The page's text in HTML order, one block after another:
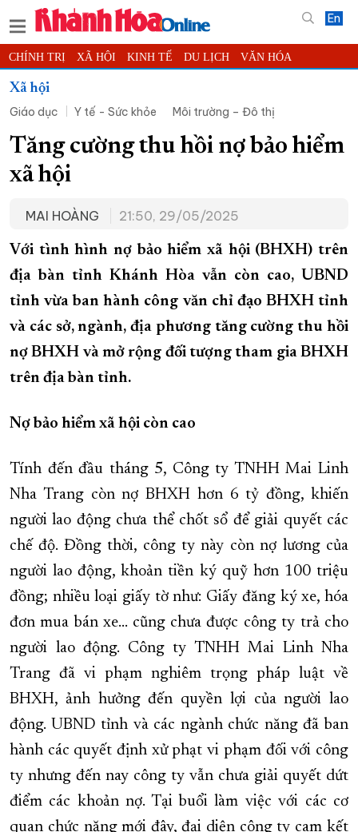
En
CHÍNH TRỊ XÃ HỘI KINH TẾ DU LỊCH VĂN HÓA
THỂ THAO
KHOA HỌC - CÔNG NGHỆ PHÁP LUẬT BẠN ĐỌC
THẾ GIỚI MULTIMEDIA VIDEO ĐỌC BÁO ONLINE
PODCAST THÔNG TIN - QUẢNG CÁO
TRƯỜNG SA BIỂN ĐẢO QUÊ HƯƠNG
CHUNG TAY CẢI CÁCH HÀNH CHÍNH
XÂY DỰNG NÔNG THÔN MỚI LỊCH CẮT ĐIỆN
TÀU - XE - MÁY BAY
KỶ NIỆM 370 NĂM XÂY DỰNG VÀ PHÁT TRIỂN TỈNH KHÁNH HÒA
KHOẢNH KHẮC ĐẸP XỨ TRẦM
XÂY DỰNG KHÁNH HÒA TRỞ THÀNH THÀNH PHỐ TRỰC THUỘC
Xã hội
Giáo dục
Y tế - Sức khỏe Môi trường – Đô thị
Tăng cường thu hồi nợ bảo hiểm
xã hội
MAI HOÀNG 21:50, 29/05/2025
Với tình hình nợ bảo hiểm xã hội (BHXH) trên
địa bàn tỉnh Khánh Hòa vẫn còn cao, UBND
tỉnh vừa ban hành công văn chỉ đạo BHXH tỉnh
và các sở, ngành, địa phương tăng cường thu hồi
nợ BHXH và mở rộng đối tượng tham gia BHXH
trên địa bàn tỉnh.
Nợ bảo hiểm xã hội còn cao
Tính đến đầu tháng 5, Công ty TNHH Mai Linh
Nha Trang còn nợ BHXH hơn 6 tỷ đồng, khiến
người lao động chưa thể chốt sổ để giải quyết các
chế độ. Đồng thời, công ty này còn nợ lương của
người lao động, khoản tiền ký quỹ hơn 100 triệu
đồng; nhiều loại giấy tờ như: Giấy đăng ký xe, hóa
đơn mua bán xe… cũng chưa được công ty trả cho
người lao động. Công ty TNHH Mai Linh Nha
Trang đã vi phạm nghiêm trọng pháp luật về
BHXH, ảnh hưởng đến quyền lợi của người lao
động. UBND tỉnh và các ngành chức năng đã ban
hành các quyết định xử phạt vi phạm đối với công
ty nhưng đến nay công ty vẫn chưa giải quyết dứt
điểm các khoản nợ. Tại buổi làm việc với các cơ
quan chức năng mới đây, đại diện công ty cam kết